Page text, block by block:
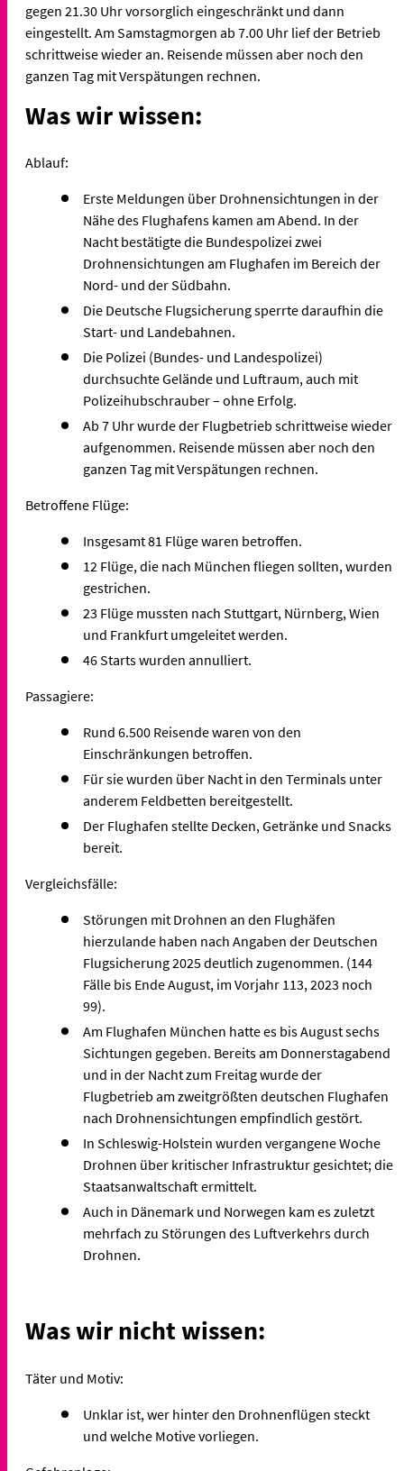
gegen 21.30 Uhr vorsorglich eingeschränkt und dann
eingestellt. Am Samstagmorgen ab 7.00 Uhr lief der Betrieb
schrittweise wieder an. Reisende müssen aber noch den
ganzen Tag mit Verspätungen rechnen.
Was wir wissen:
Ablauf:
Erste Meldungen über Drohnensichtungen in der
Nähe des Flughafens kamen am Abend. In der
Nacht bestätigte die Bundespolizei zwei
Drohnensichtungen am Flughafen im Bereich der
Nord- und der Südbahn.
Die Deutsche Flugsicherung sperrte daraufhin die
Start- und Landebahnen.
Die Polizei (Bundes- und Landespolizei)
durchsuchte Gelände und Luftraum, auch mit
Polizeihubschrauber – ohne Erfolg.
Ab 7 Uhr wurde der Flugbetrieb schrittweise wieder
aufgenommen. Reisende müssen aber noch den
ganzen Tag mit Verspätungen rechnen.
Betroffene Flüge:
Insgesamt 81 Flüge waren betroffen.
12 Flüge, die nach München fliegen sollten, wurden
gestrichen.
23 Flüge mussten nach Stuttgart, Nürnberg, Wien
und Frankfurt umgeleitet werden.
46 Starts wurden annulliert.
Passagiere:
Rund 6.500 Reisende waren von den
Einschränkungen betroffen.
Für sie wurden über Nacht in den Terminals unter
anderem Feldbetten bereitgestellt.
Der Flughafen stellte Decken, Getränke und Snacks
bereit.
Vergleichsfälle:
Störungen mit Drohnen an den Flughäfen
hierzulande haben nach Angaben der Deutschen
Flugsicherung 2025 deutlich zugenommen. (144
Fälle bis Ende August, im Vorjahr 113, 2023 noch
99).
Am Flughafen München hatte es bis August sechs
Sichtungen gegeben. Bereits am Donnerstagabend
und in der Nacht zum Freitag wurde der
Flugbetrieb am zweitgrößten deutschen Flughafen
nach Drohnensichtungen empfindlich gestört.
In Schleswig-Holstein wurden vergangene Woche
Drohnen über kritischer Infrastruktur gesichtet; die
Staatsanwaltschaft ermittelt.
Auch in Dänemark und Norwegen kam es zuletzt
mehrfach zu Störungen des Luftverkehrs durch
Drohnen.
Was wir nicht wissen:
Täter und Motiv:
Unklar ist, wer hinter den Drohnenflügen steckt
und welche Motive vorliegen.